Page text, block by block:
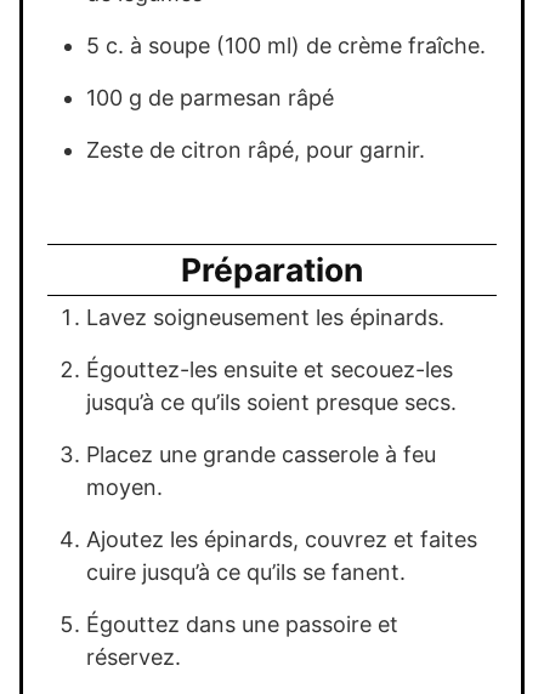
5 c. à soupe (100 ml) de crème fraîche.
100 g de parmesan râpé
Zeste de citron râpé, pour garnir.
Préparation
Lavez soigneusement les épinards.
Égouttez-les ensuite et secouez-les
jusqu’à ce qu’ils soient presque secs.
Placez une grande casserole à feu
moyen.
Ajoutez les épinards, couvrez et faites
cuire jusqu’à ce qu’ils se fanent.
Égouttez dans une passoire et
réservez.